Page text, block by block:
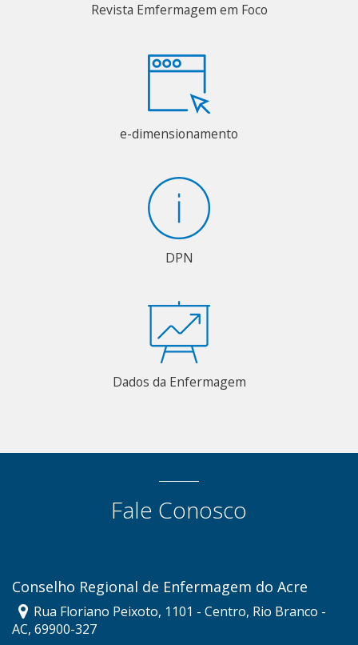
Revista Emfermagem em Foco
e-dimensionamento
DPN
Dados da Enfermagem
Fale Conosco
Conselho Regional de Enfermagem do Acre
Rua Floriano Peixoto, 1101 - Centro, Rio Branco -
AC, 69900-327